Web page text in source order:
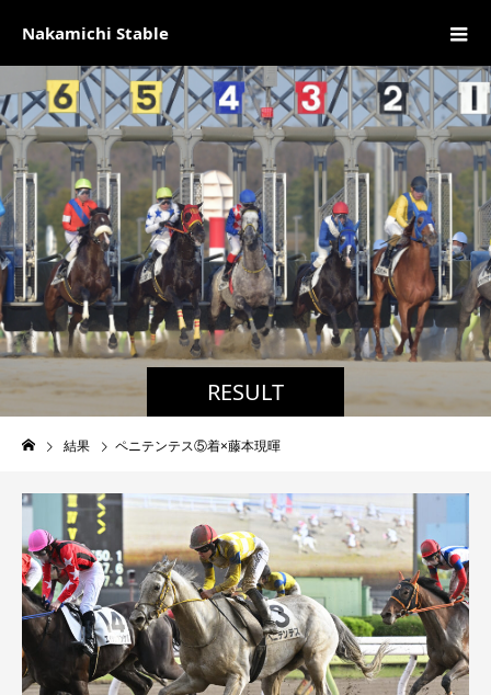
Nakamichi Stable
RESULT
結果 ペニテンテス⑤着×藤本現暉